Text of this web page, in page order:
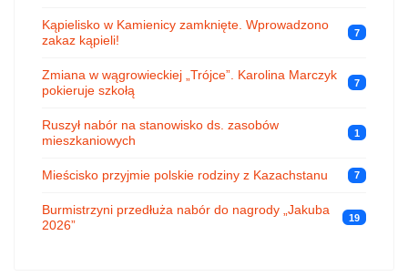
Kąpielisko w Kamienicy zamknięte. Wprowadzono
zakaz kąpieli!
7
Zmiana w wągrowieckiej „Trójce”. Karolina Marczyk
pokieruje szkołą
7
Ruszył nabór na stanowisko ds. zasobów
mieszkaniowych
1
Mieścisko przyjmie polskie rodziny z Kazachstanu 7
Burmistrzyni przedłuża nabór do nagrody „Jakuba
2026”
19